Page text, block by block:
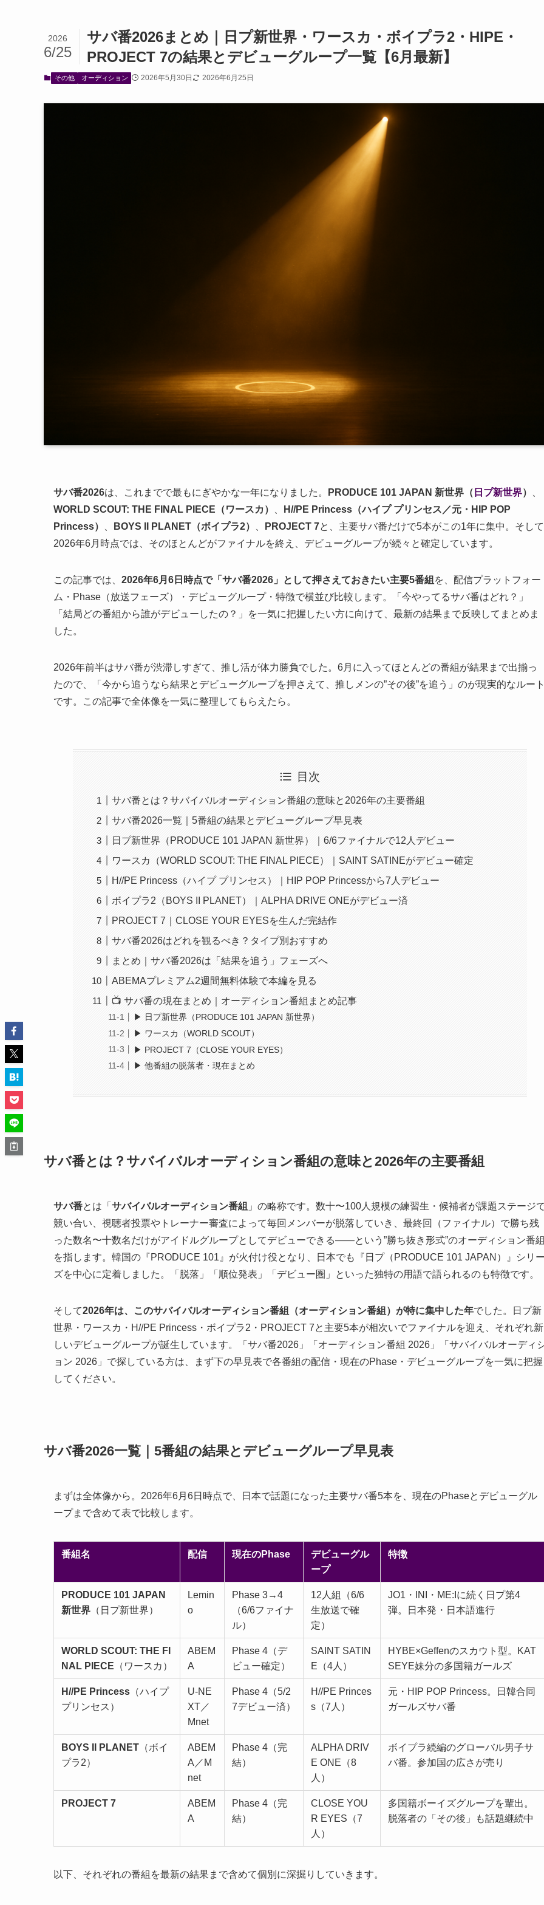
サバ番2026まとめ｜日プ新世界・ワースカ・ボイプラ2・HIPE・
PROJECT 7の結果とデビューグループ一覧【6月最新】
2026
6/25
その他 オーディション 2026年5月30日 2026年6月25日
サバ番2026は、これまでで最もにぎやかな一年になりました。 PRODUCE 101 JAPAN 新世界（ 日プ新世界）
WORLD SCOUT: THE FINAL PIECE（ワースカ）
H//PE Princess（ハイプ プリンセス／元・HIP POP
Princess）
BOYS II PLANET（ボイプラ2） PROJECT 7と、主要サバ番だけで5本がこの1年に集中。そして
2026年6月時点では、そのほとんどがファイナルを終え、デビューグループが続々と確定しています。
この記事では、 2026年6月6日時点で「サバ番2026」として押さえておきたい主要5番組 を、配信プラットフォー
ム・Phase（放送フェーズ）・デビューグループ・特徴で横並び比較します。「今やってるサバ番はどれ？」
「結局どの番組から誰がデビューしたの？」を一気に把握したい方に向けて、最新の結果まで反映してまとめま
した。
2026年前半はサバ番が渋滞しすぎて、推し活が体力勝負でした。6月に入ってほとんどの番組が結果まで出揃っ
たので、「今から追うなら結果とデビューグループを押さえて、推しメンの”その後”を追う」のが現実的なルート
です。この記事で全体像を一気に整理してもらえたら。
目次
サバ番とは？サバイバルオーディション番組の意味と2026年の主要番組
サバ番2026一覧｜5番組の結果とデビューグループ早見表
日プ新世界（PRODUCE 101 JAPAN 新世界）｜6/6ファイナルで12人デビュー
ワースカ（WORLD SCOUT: THE FINAL PIECE）｜SAINT SATINEがデビュー確定
H//PE Princess（ハイプ プリンセス）｜HIP POP Princessから7人デビュー
ボイプラ2（BOYS II PLANET）｜ALPHA DRIVE ONEがデビュー済
PROJECT 7｜CLOSE YOUR EYESを生んだ完結作
サバ番2026はどれを観るべき？タイプ別おすすめ
まとめ｜サバ番2026は「結果を追う」フェーズへ
ABEMAプレミアム2週間無料体験で本編を見る
📺 サバ番の現在まとめ｜オーディション番組まとめ記事
▶ 日プ新世界（PRODUCE 101 JAPAN 新世界）
▶ ワースカ（WORLD SCOUT）
▶ PROJECT 7（CLOSE YOUR EYES）
▶ 他番組の脱落者・現在まとめ
サバ番とは？サバイバルオーディション番組の意味と2026年の主要番組
サバ番とは「 サバイバルオーディション番組 」の略称です。数十〜100人規模の練習生・候補者が課題ステージ
競い合い、視聴者投票やトレーナー審査によって毎回メンバーが脱落していき、最終回（ファイナル）で勝ち残
った数名〜十数名だけがアイドルグループとしてデビューできる——という”勝ち抜き形式”のオーディション番組
を指します。韓国の『PRODUCE 101』が火付け役となり、日本でも『日プ（PRODUCE 101 JAPAN）』シリー
ズを中心に定着しました。「脱落」「順位発表」「デビュー圏」といった独特の用語で語られるのも特徴です。
そして2026年は、このサバイバルオーディション番組（オーディション番組）が特に集中した年でした。日プ新
世界・ワースカ・H//PE Princess・ボイプラ2・PROJECT 7と主要5本が相次いでファイナルを迎え、それぞれ新
しいデビューグループが誕生しています。「サバ番2026」「オーディション番組 2026」「サバイバルオーディ
ョン 2026」で探している方は、まず下の早見表で各番組の配信・現在のPhase・デビューグループを一気に把握
してください。
サバ番2026一覧｜5番組の結果とデビューグループ早見表
まずは全体像から。2026年6月6日時点で、日本で話題になった主要サバ番5本を、現在のPhaseとデビューグル
ープまで含めて表で比較します。
番組名 配信 現在のPhase
デビューグル
ープ
特徴
PRODUCE 101 JAPAN
新世界 （日プ新世界）
Lemin
o
Phase 3→4
（6/6ファイナ
ル）
12人組（6/6
生放送で確
定）
JO1・INI・ME:Iに続く日プ第4
弾。日本発・日本語進行
WORLD SCOUT: THE FI
NAL PIECE （ワースカ）
ABEM
A
Phase 4（デ
ビュー確定）
SAINT SATIN
E（4人）
HYBE×Geffenのスカウト型。KAT
SEYE妹分の多国籍ガールズ
H//PE Princess （ハイプ
プリンセス）
U-NE
XT／
Mnet
Phase 4（5/2
7デビュー済）
H//PE Princes
s（7人）
元・HIP POP Princess。日韓合同
ガールズサバ番
BOYS II PLANET （ボイ
プラ2）
ABEM
A／M
net
Phase 4（完
結）
ALPHA DRIV
E ONE（8
人）
ボイプラ続編のグローバル男子サ
バ番。参加国の広さが売り
PROJECT 7
ABEM
A
Phase 4（完
結）
CLOSE YOU
R EYES（7
人）
多国籍ボーイズグループを輩出。
脱落者の「その後」も話題継続中
以下、それぞれの番組を最新の結果まで含めて個別に深掘りしていきます。